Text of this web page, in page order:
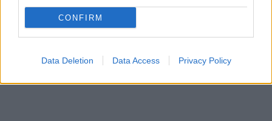
CONFIRM
Data Deletion Data Access Privacy Policy
Αίτημα της Αθήνας για ενεργοποίηση της
ρήτρας διαφυγής - Επενδύσεις άνω του 1
δισ. ευρώ στην Ελλάδα